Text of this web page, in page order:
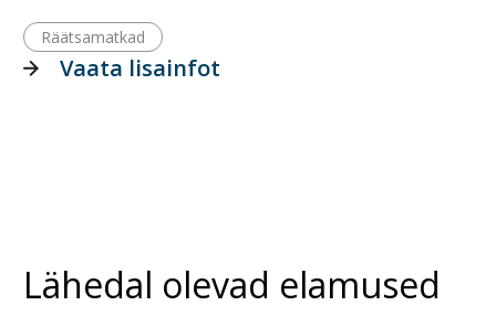
Räätsamatkad
Vaata lisainfot
Lähedal olevad elamused